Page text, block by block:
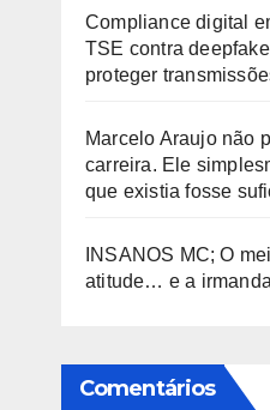
Compliance digital
TSE contra
proteger
Marcelo Araujo não
carreira. Ele
que existia fosse
INSANOS MC; O
atitude… e a
Comentários